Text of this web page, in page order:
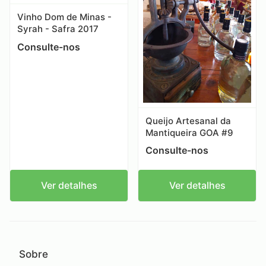
Vinho Dom de Minas -
Syrah - Safra 2017
Consulte-nos
Ver detalhes
Queijo Artesanal da
Mantiqueira GOA #9
Consulte-nos
Ver detalhes
Sobre